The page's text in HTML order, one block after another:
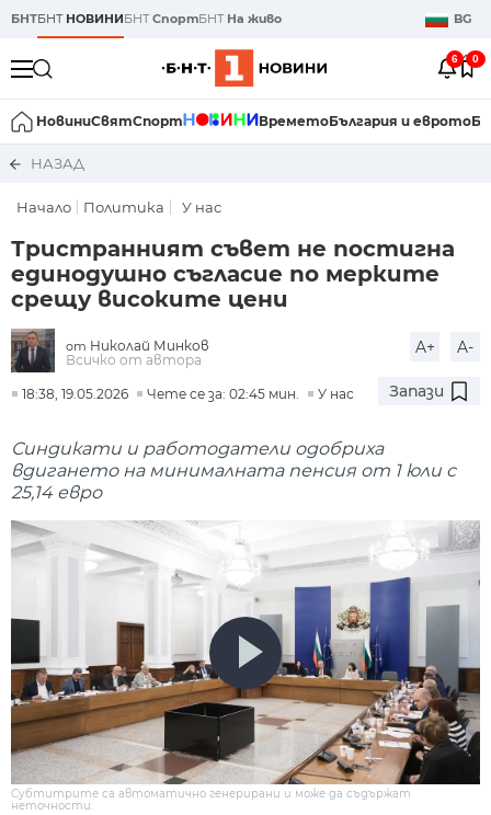
БНТБНТ НОВИНИБНТСпортБНТ На живо BG
6 0
НовиниСвятСпорт ВреметоБългария и еврото
НАЗАД
Начало Политика У нас
Тристранният съвет не постигна
единодушно съгласие по мерките
срещу високите цени
от Николай Минков
Всичко от автора
A+ A-
18:38, 19.05.2026 Чете се за: 02:45 мин. У нас Запази
Синдикати и работодатели одобриха
вдигането на минималната пенсия от 1 юли с
25,14 евро
Субтитрите са автоматично генерирани и може да съдържат
неточности.